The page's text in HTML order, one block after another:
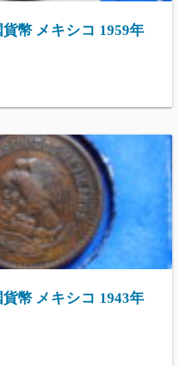
幣 メキシコ 1959年
幣 メキシコ 1943年